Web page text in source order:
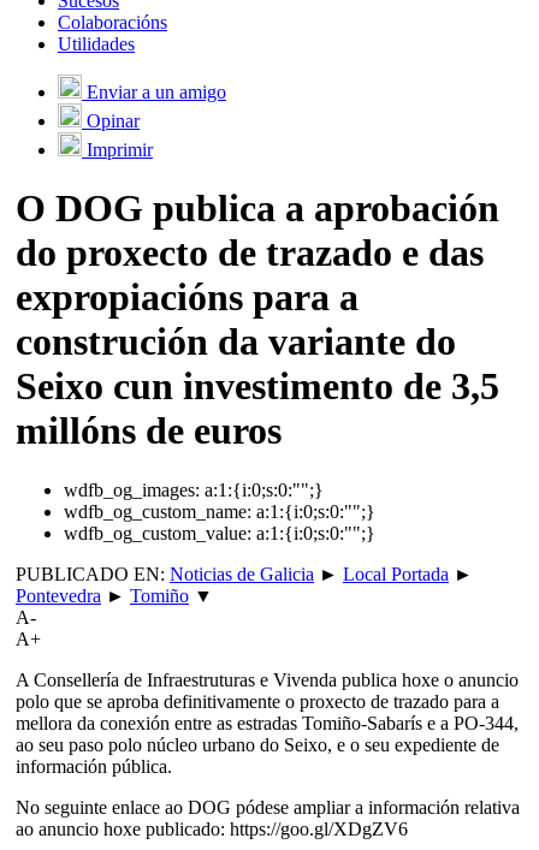
Colaboracións
Utilidades
Enviar a un amigo
Opinar
Imprimir
O DOG publica a aprobación
do proxecto de trazado e das
expropiacións para a
construción da variante do
Seixo cun investimento de 3,5
millóns de euros
wdfb_og_images: a:1:{i:0;s:0:"";}
wdfb_og_custom_name: a:1:{i:0;s:0:"";}
wdfb_og_custom_value: a:1:{i:0;s:0:"";}
PUBLICADO EN: Noticias de Galicia ► Local Portada ►
Pontevedra ► Tomiño ▼
A-
A+
A Consellería de Infraestruturas e Vivenda publica hoxe o anuncio
polo que se aproba definitivamente o proxecto de trazado para a
mellora da conexión entre as estradas Tomiño-Sabarís e a PO-344,
ao seu paso polo núcleo urbano do Seixo, e o seu expediente de
información pública.
No seguinte enlace ao DOG pódese ampliar a información relativa
ao anuncio hoxe publicado: https://goo.gl/XDgZV6